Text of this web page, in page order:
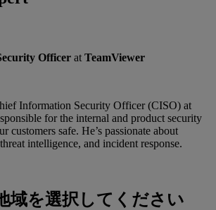
Officer at TeamViewer
Information Security Officer (CISO) at
for the internal and product security
customers safe. He’s passionate about
intelligence, and incident response.
域を選択してください